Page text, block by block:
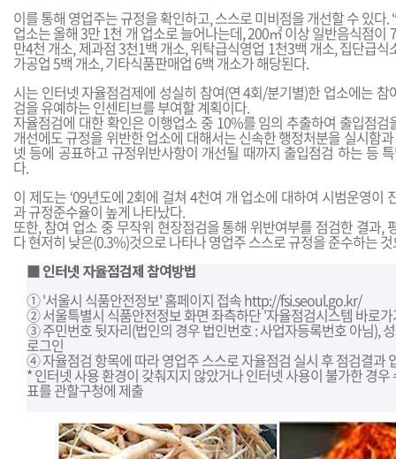
이를 통해 영업주는 규정을 확인하고, 스스로 미비점을 개선할 수 있다.
업소는 올해 3만 1천 개 업소로 늘어나는데, 200㎡ 이상 일반음식점이
만4천 개소, 제과점 3천1백 개소, 위탁급식영업 1천3백 개소, 집단급
가공업 5백 개소, 기타식품판매업 6백 개소가 해당된다.
시는 인터넷 자율점검제에 성실히 참여(연 4회/분기별)한 업소에는 참
검을 유예하는 인센티브를 부여할 계획이다.
자율점검에 대한 확인은 이행업소 중 10%를 임의 추출하여 출입점검
개선에도 규정을 위반한 업소에 대해서는 신속한 행정처분을 실시함
넷 등에 공표하고 규정위반사항이 개선될 때까지 출입점검 하는 등
다.
이 제도는 ‘09년도에 2회에 걸쳐 4천여 개 업소에 대하여 시범운영이
과 규정준수율이 높게 나타났다.
또한, 참여 업소 중 무작위 현장점검을 통해 위반여부를 점검한 결과,
다 현저히 낮은(0.3%)것으로 나타나 영업주 스스로 규정을 준수하는
■인터넷 자율점검제 참여방법
① '서울시 식품안전정보' 홈페이지 접속http://fsi.seoul.go.kr/
② 서울특별시 식품안전정보 화면 좌측하단 '자율점검시스템 바로
③ 주민번호 뒷자리(법인의 경우 법인번호 : 사업자등록번호 아님),
로그인
④ 자율점검 항목에 따라 영업주 스스로 자율점검 실시 후 점검결과
* 인터넷 사용 환경이 갖춰지지 않았거나 인터넷 사용이 불가한 경
표를 관할구청에 제출